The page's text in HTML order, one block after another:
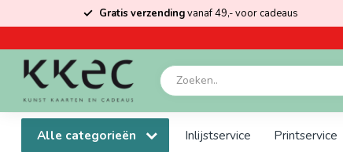
Gratis verzendingvanaf 49,- voor cadeaus
Alle categorieën Inlijstservice Printservice